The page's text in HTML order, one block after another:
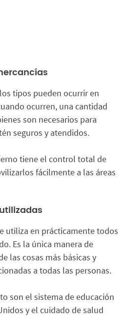
tipos pueden ocurrir en
ocurren, una cantidad
son necesarios para
seguros y atendidos.
tiene el control total de
fácilmente a las áreas
utiliza en prácticamente todos
Es la única manera de
las cosas más básicas y
a todas las personas.
son el sistema de educación
y el cuidado de salud